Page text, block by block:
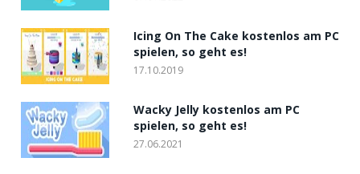
Icing On The Cake kostenlos am PC
spielen, so geht es!
17.10.2019
Wacky Jelly kostenlos am PC
spielen, so geht es!
27.06.2021